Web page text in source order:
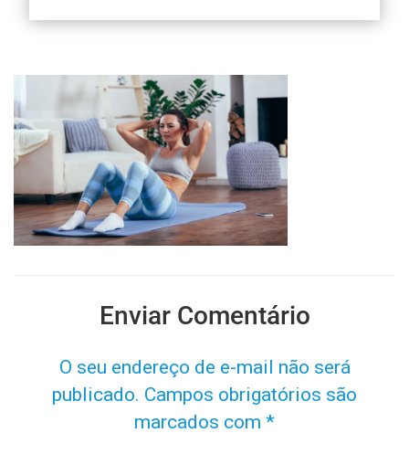
Enviar Comentário
O seu endereço de e-mail não será
publicado. Campos obrigatórios são
marcados com *